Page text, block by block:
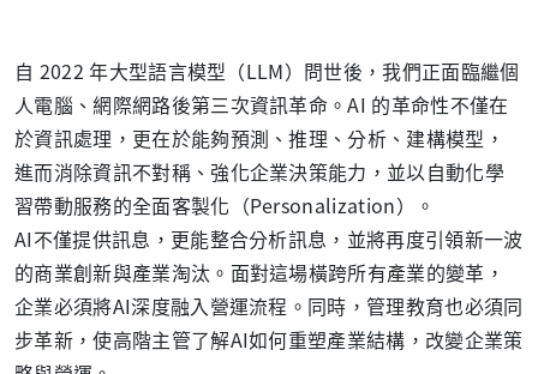
自 2022 年大型語言模型（LLM）問世後，我們正面臨繼個
人電腦、網際網路後第三次資訊革命。AI 的革命性不僅在
於資訊處理，更在於能夠預測、推理、分析、建構模型，
進而消除資訊不對稱、強化企業決策能力，並以自動化學
習帶動服務的全面客製化（Personalization）。
AI不僅提供訊息，更能整合分析訊息，並將再度引領新一波
的商業創新與產業淘汰。面對這場橫跨所有產業的變革，
企業必須將AI深度融入營運流程。同時，管理教育也必須同
步革新，使高階主管了解AI如何重塑產業結構，改變企業策